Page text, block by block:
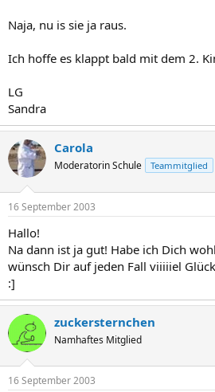
Naja, nu is sie ja raus.
Ich hoffe es klappt bald mit dem 2.
LG
Sandra
Carola
Moderatorin Schule Teammitglied
16 September 2003
Hallo!
Na dann ist ja gut! Habe ich Dich
wünsch Dir auf jeden Fall viiiiiel
:]
zuckersternchen
Namhaftes Mitglied
16 September 2003